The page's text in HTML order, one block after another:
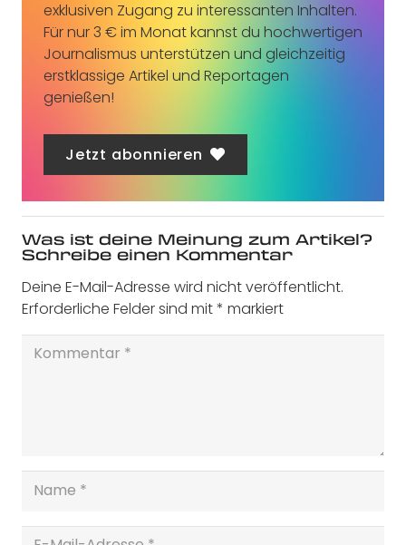
exklusiven Zugang zu interessanten Inhalten.
Für nur 3 € im Monat kannst du hochwertigen
Journalismus unterstützen und gleichzeitig
erstklassige Artikel und Reportagen
genießen!
Jetzt abonnieren
Was ist deine Meinung zum Artikel?
Schreibe einen Kommentar
Deine E-Mail-Adresse wird nicht veröffentlicht.
Erforderliche Felder sind mit* markiert